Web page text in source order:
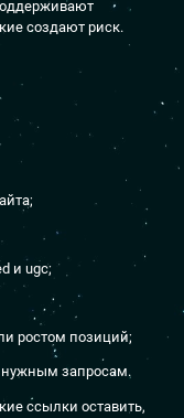
создают риск.
и ugc;
ростом позиций;
нужным запросам.
ссылки оставить,